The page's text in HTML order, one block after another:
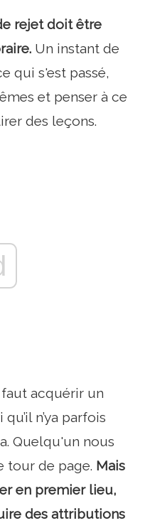
rejet doit être
Un instant de
qui s'est passé,
et penser à ce
des leçons.
acquérir un
n’ya parfois
Quelqu'un nous
tour de page. Mais
en premier lieu,
des attributions